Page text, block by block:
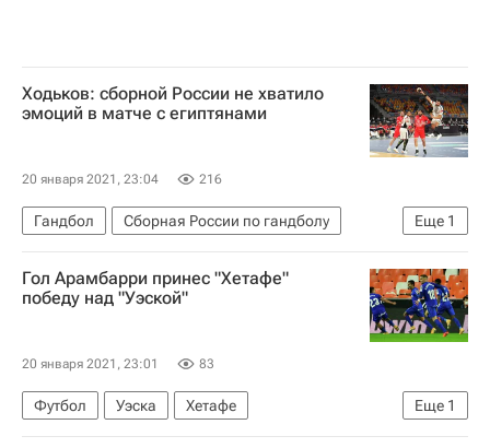
Ходьков: сборной России не хватило
эмоций в матче с египтянами
20 января 2021, 23:04 216
Еще 1
Гандбол
Сборная России по гандболу
Чемпионат мира по гандболу среди мужчин
Гол Арамбарри принес "Хетафе"
победу над "Уэской"
20 января 2021, 23:01 83
Еще 1
Футбол Уэска
Хетафе
Чемпионат Испании по футболу